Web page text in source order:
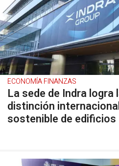
ECONOMÍA FINANZAS
La sede de Indra logra
distinción
sostenible de edificios